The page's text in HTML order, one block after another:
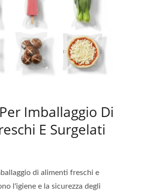
Imballaggio Di
E Surgelati
di alimenti freschi e
l'igiene e la sicurezza degli